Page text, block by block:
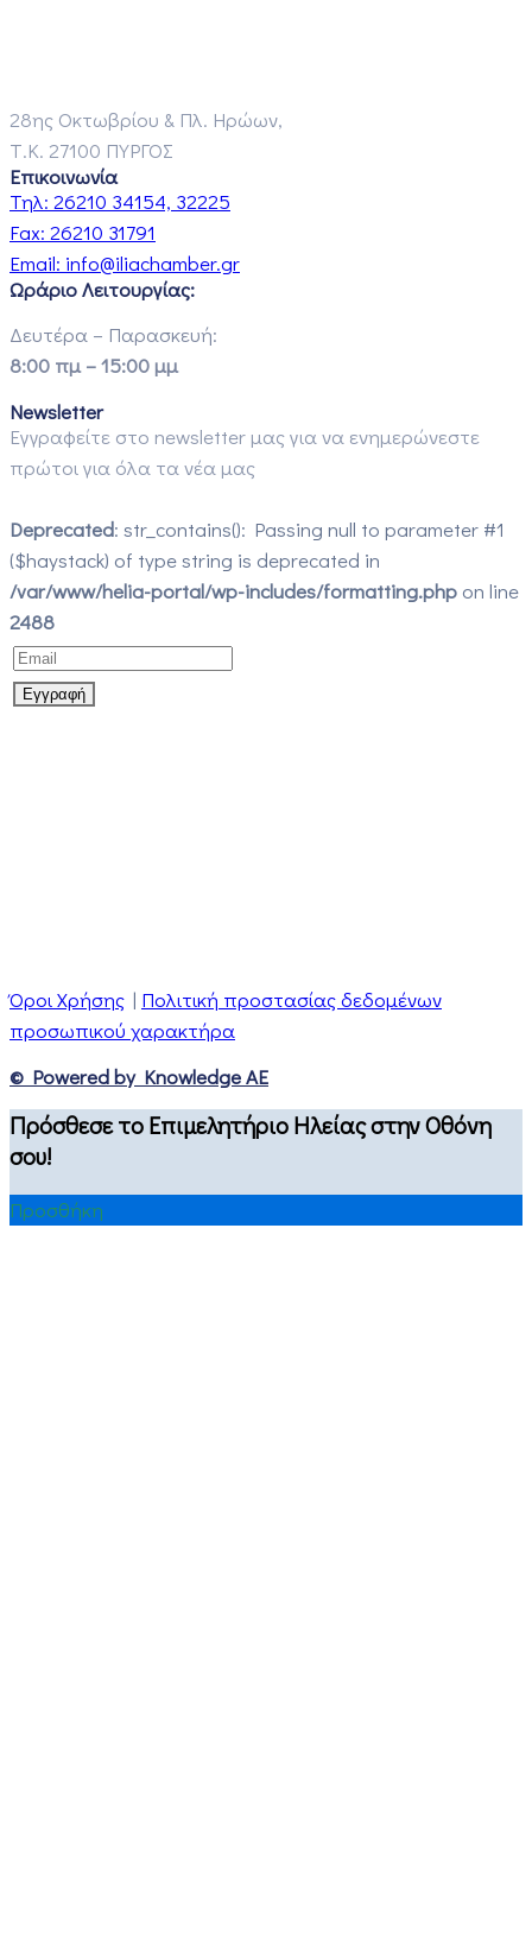
28ης Οκτωβρίου & Πλ. Ηρώων,
Τ.Κ. 27100 ΠΥΡΓΟΣ
Επικοινωνία
Τηλ: 26210 34154, 32225
Fax: 26210 31791
Email: info@iliachamber.gr
Ωράριο Λειτουργίας:
Δευτέρα – Παρασκευή:
8:00 πμ – 15:00 μμ
Newsletter
Εγγραφείτε στο newsletter μας για να ενημερώνεστε
πρώτοι για όλα τα νέα μας
Deprecated: str_contains(): Passing null to parameter #1
($haystack) of type string is deprecated in
/var/www/helia-portal/wp-includes/formatting.php on line
2488
Όροι Χρήσης | Πολιτική προστασίας δεδομένων
προσωπικού χαρακτήρα
© Powered by Knowledge AE
Πρόσθεσε το Επιμελητήριο Ηλείας στην Οθόνη
σου!
Προσθήκη